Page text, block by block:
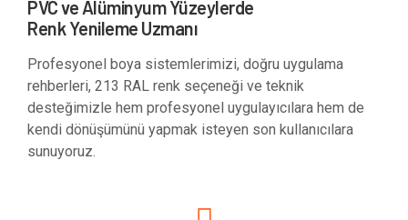
PVC ve Alüminyum Yüzeylerde
Renk Yenileme Uzmanı
Profesyonel boya sistemlerimizi, doğru uygulama
rehberleri, 213 RAL renk seçeneği ve teknik
desteğimizle hem profesyonel uygulayıcılara hem de
kendi dönüşümünü yapmak isteyen son kullanıcılara
sunuyoruz.